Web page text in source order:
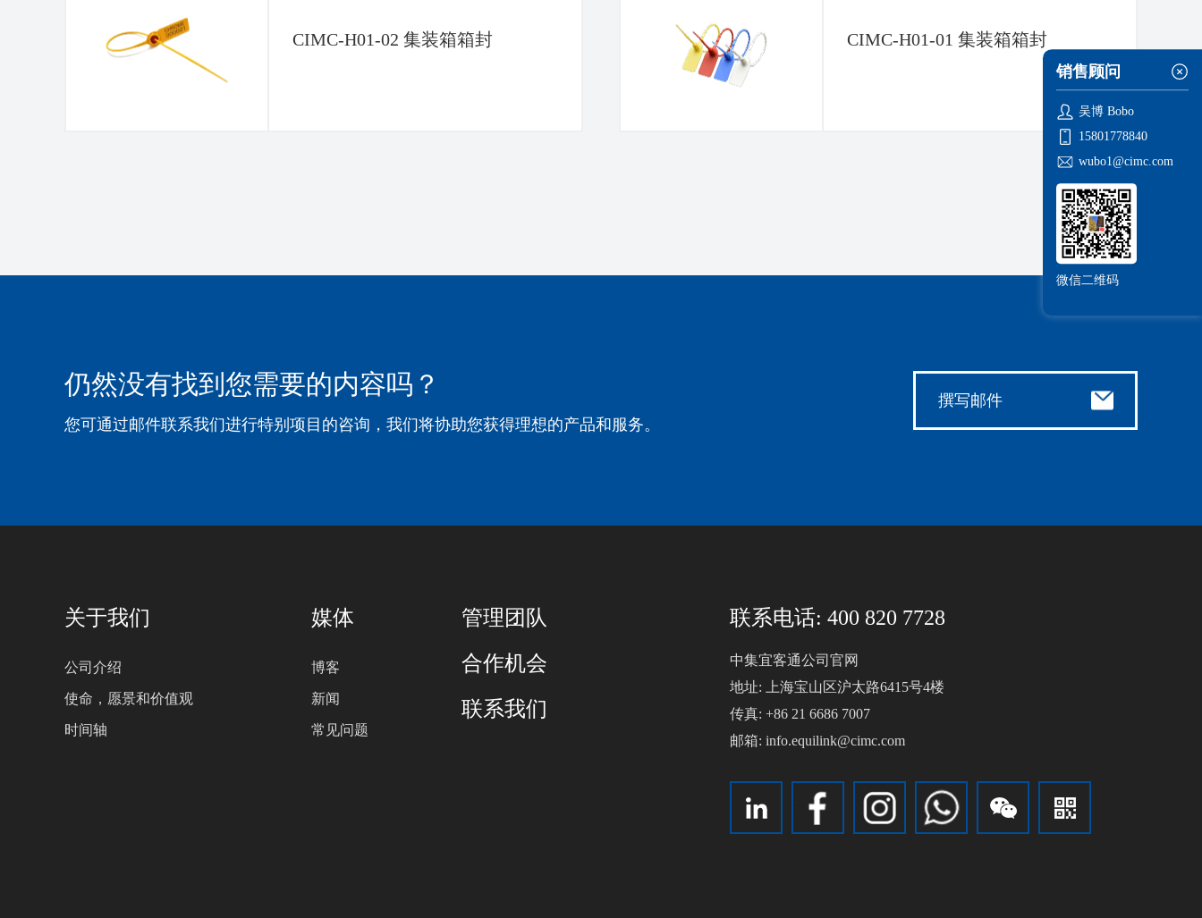
CIMC-H01-02 集装箱箱封 CIMC-H01-01 集装箱箱封
仍然没有找到您需要的内容吗？
您可通过邮件联系我们进行特别项目的咨询，我们将协助您获得理想的产品和服务。
撰写邮件
关于我们
公司介绍
使命，愿景和价值观
时间轴
媒体
博客
新闻
常见问题
管理团队
合作机会
联系我们
联系电话: 400 820 7728
中集宜客通公司官网
地址: 上海宝山区沪太路6415号4楼
传真: +86 21 6686 7007
邮箱: info.equilink@cimc.com
销售顾问
吴博 Bobo
15801778840
wubo1@cimc.com
微信二维码